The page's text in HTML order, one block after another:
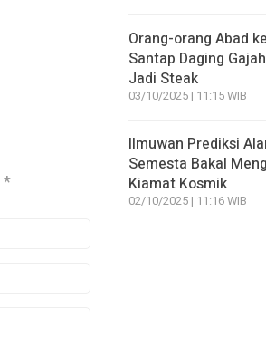
*
Orang-orang Abad
Santap Daging
Jadi Steak
03/10/2025 | 11:15 WIB
Ilmuwan Prediksi
Semesta Bakal
Kiamat Kosmik
02/10/2025 | 11:16 WIB